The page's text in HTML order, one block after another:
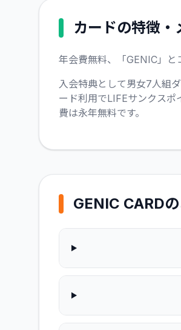
カードの特徴・
年会費無料、「GENIC」と
入会特典として男女7人組
ード利用でLIFEサンクスポ
費は永年無料です。
GENIC CARD